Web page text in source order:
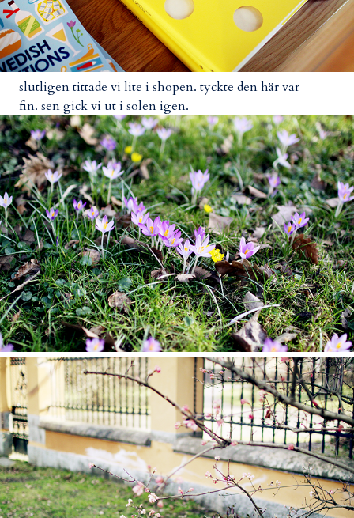
slutligen tittade vi lite i shopen. tyckte den här var
fin. sen gick vi ut i solen igen.